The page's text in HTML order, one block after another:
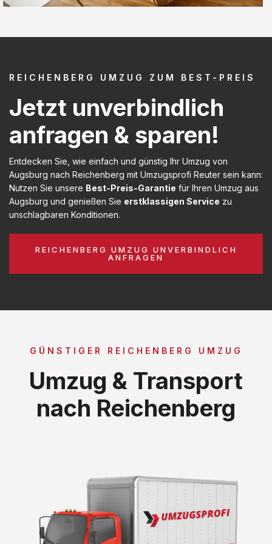
REICHENBERG UMZUG ZUM BEST-PREIS
Jetzt unverbindlich
anfragen & sparen!
Entdecken Sie, wie einfach und günstig Ihr Umzug von
Augsburg nach Reichenberg mit Umzugsprofi Reuter sein kann:
Nutzen Sie unsere Best-Preis-Garantie für Ihren Umzug aus
Augsburg und genießen Sie erstklassigen Service zu
unschlagbaren Konditionen.
REICHENBERG UMZUG UNVERBINDLICH
ANFRAGEN
GÜNSTIGER REICHENBERG UMZUG
Umzug & Transport
nach Reichenberg